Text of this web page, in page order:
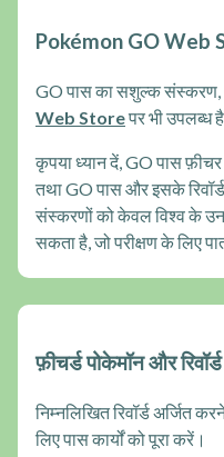
Pokémon GO Web
GO पास का सशुल्क संस्करण,
Web Storeपर भी उपलब्ध
कृपया ध्यान दें, GO पास फ़ीचर
तथा GO पास और इसके
संस्करणों को केवल विश्व के उन
सकता है, जो परीक्षण के लिए
फ़ीचर्ड पोकेमॉन और रिवॉर्ड
निम्नलिखित रिवॉर्ड अर्जित
लिए पास कार्यों को पूरा करें।